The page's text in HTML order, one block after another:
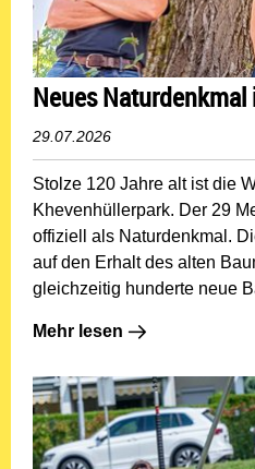
Neues
29.07.2026
Stolze 120 Jahre alt ist die
Khevenhüllerpark. Der 29
offiziell als Naturdenkmal.
auf den Erhalt des alten
gleichzeitig hunderte neue
Mehr lesen: Neues
Mehr lesen